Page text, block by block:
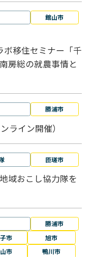
館山市
ボ移住セミナー「千
房総の就農事情と
勝浦市
ライン開催）
匝瑳市
域おこし協⼒隊を
勝浦市
市
旭市
市
鴨川市